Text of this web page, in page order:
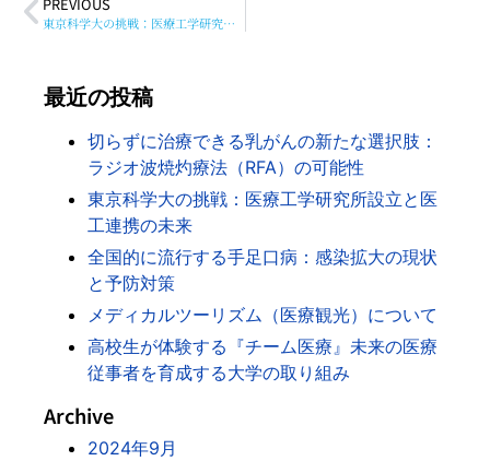
PREVIOUS
東京科学大の挑戦：医療工学研究所設立と医工連携の未来
最近の投稿
切らずに治療できる乳がんの新たな選択肢：
ラジオ波焼灼療法（RFA）の可能性
東京科学大の挑戦：医療工学研究所設立と医
工連携の未来
全国的に流行する手足口病：感染拡大の現状
と予防対策
メディカルツーリズム（医療観光）について
高校生が体験する『チーム医療』未来の医療
従事者を育成する大学の取り組み
Archive
2024年9月